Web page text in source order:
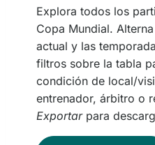
Explora todos los
Copa Mundial.
actual y las
filtros sobre la tabla
condición de local/
entrenador, árbitro o
Exportarpara